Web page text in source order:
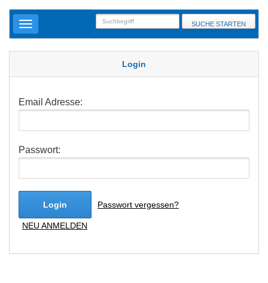
SUCHE STARTEN
Login
Email Adresse:
Passwort:
Login Passwort vergessen?
NEU ANMELDEN